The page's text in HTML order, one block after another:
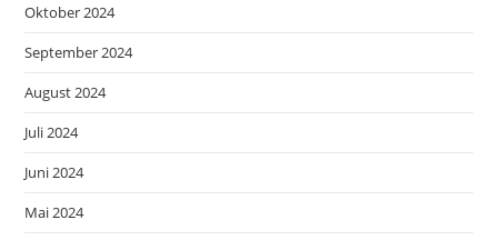
Oktober 2024
September 2024
August 2024
Juli 2024
Juni 2024
Mai 2024